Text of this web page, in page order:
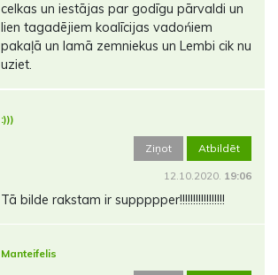
celkas un iestājas par godīgu pārvaldi un
lien tagadējiem koalīcijas vadońiem
pakaļā un lamā zemniekus un Lembi cik nu
uziet.
:)))
Ziņot Atbildēt
12.10.2020. 19:06
Tā bilde rakstam ir suppppper!!!!!!!!!!!!!!!!!
Manteifelis